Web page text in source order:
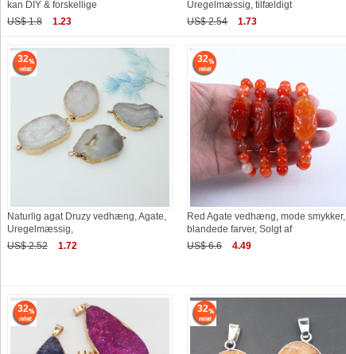
kan DIY & forskellige
US$ 1.8
1.23
Uregelmæssig, tilfældigt
US$ 2.54
1.73
32
Naturlig agat Druzy vedhæng, Agate,
Uregelmæssig,
US$ 2.52
1.72
32
Red Agate vedhæng, mode smykker,
blandede farver, Solgt af
US$ 6.6
4.49
32 32